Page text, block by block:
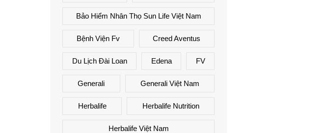
Bảo Hiểm Nhân Thọ Sun Life Việt Nam
Bệnh Viện Fv Creed Aventus
Du Lịch Đài Loan Edena FV
Generali Generali Việt Nam
Herbalife Herbalife Nutrition
Herbalife Việt Nam